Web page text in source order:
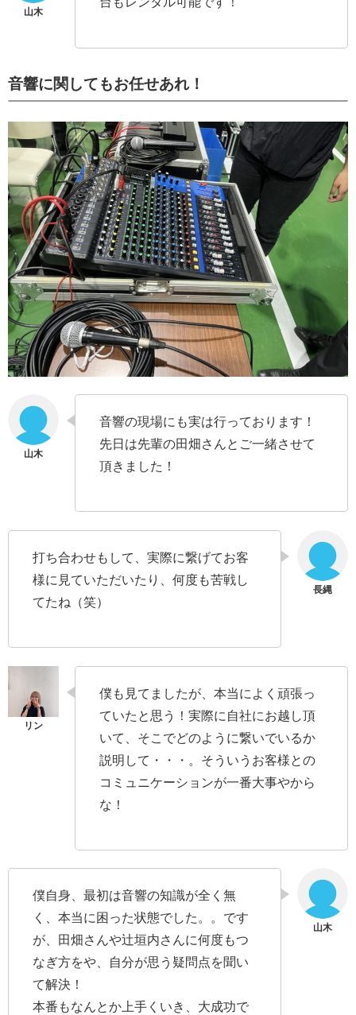
音響に関してもお任せあれ！
音響の現場にも実は行っております！
先日は先輩の田畑さんとご一緒させて
頂きました！
打ち合わせもして、実際に繋げてお客
様に見ていただいたり、何度も苦戦し
てたね（笑）
僕も見てましたが、本当によく頑張っ
ていたと思う！実際に自社にお越し頂
いて、そこでどのように繋いでいるか
説明して・・・。そういうお客様との
コミュニケーションが一番大事やから
な！
僕自身、最初は音響の知識が全く無
く、本当に困った状態でした。。です
が、田畑さんや辻垣内さんに何度もつ
なぎ方をや、自分が思う疑問点を聞い
て解決！
本番もなんとか上手くいき、大成功で